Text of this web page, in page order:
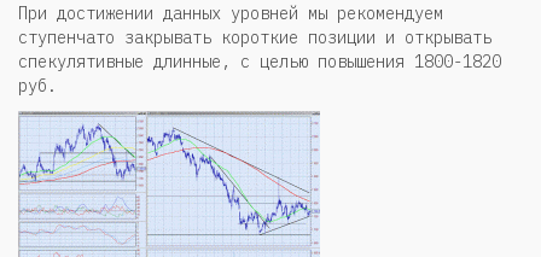
При достижении данных уровней мы рекомендуем
ступенчато закрывать короткие позиции и открывать
спекулятивные длинные, с целью повышения 1800-1820
руб.